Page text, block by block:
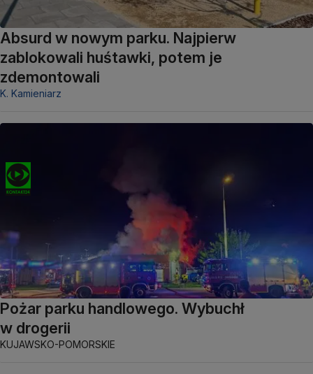
Absurd w nowym parku. Najpierw
zablokowali huśtawki, potem je
zdemontowali
K. Kamieniarz
Pożar parku handlowego. Wybuchł
w drogerii
KUJAWSKO-POMORSKIE